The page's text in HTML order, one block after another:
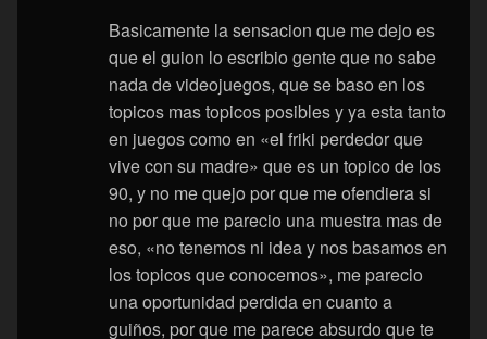
Basicamente la sensacion que me dejo es
que el guion lo escribio gente que no sabe
nada de videojuegos, que se baso en los
topicos mas topicos posibles y ya esta tanto
en juegos como en «el friki perdedor que
vive con su madre» que es un topico de los
90, y no me quejo por que me ofendiera si
no por que me parecio una muestra mas de
eso, «no tenemos ni idea y nos basamos en
los topicos que conocemos», me parecio
una oportunidad perdida en cuanto a
guiños, por que me parece absurdo que te